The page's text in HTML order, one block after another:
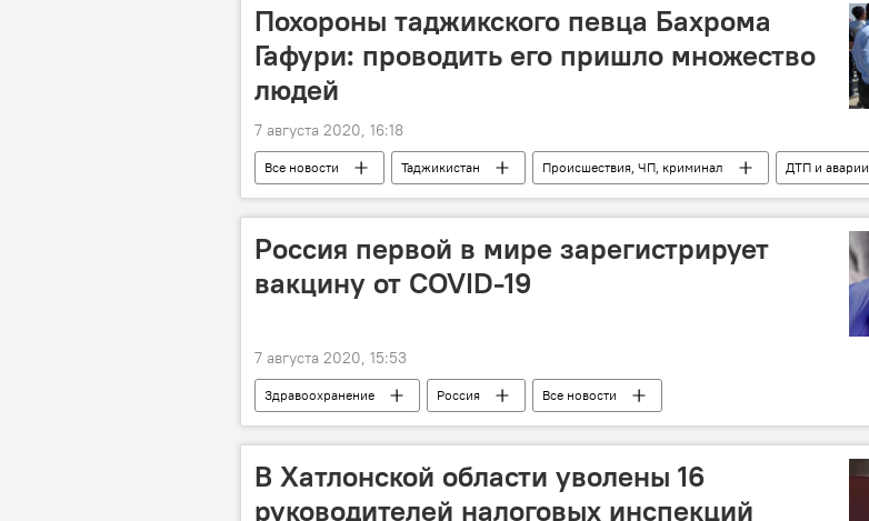
Похороны таджикского певца Бахрома
Гафури: проводить его пришло множество
людей
7 августа 2020, 16:18
Все новости Таджикистан Происшествия, ЧП, криминал
ДТП и аварии
смерть известных людей
Россия первой в мире зарегистрирует
вакцину от COVID-19
7 августа 2020, 15:53
Здравоохранение Россия
Все новости
Коронавирус: опасное заболевание в России и мире
коронавирус вакцинация
В Хатлонской области уволены 16
руководителей налоговых инспекций